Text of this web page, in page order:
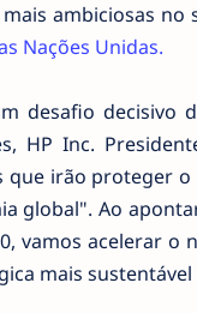
ambiciosas
Nações Unidas.
desafio decisivo
HP Inc.
que irão proteger
global". Ao
vamos acelerar
mais